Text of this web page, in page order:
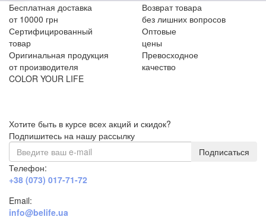
Бесплатная доставка
от 10000 грн
Возврат товара
без лишних вопросов
Сертифицированный
товар
Оптовые
цены
Оригинальная продукция
от производителя
Превосходное
качество
COLOR YOUR LIFE
Хотите быть в курсе всех акций и скидок?
Подпишитесь на нашу рассылку
Подписаться
Телефон:
+38 (073) 017-71-72
Email:
info@belife.ua